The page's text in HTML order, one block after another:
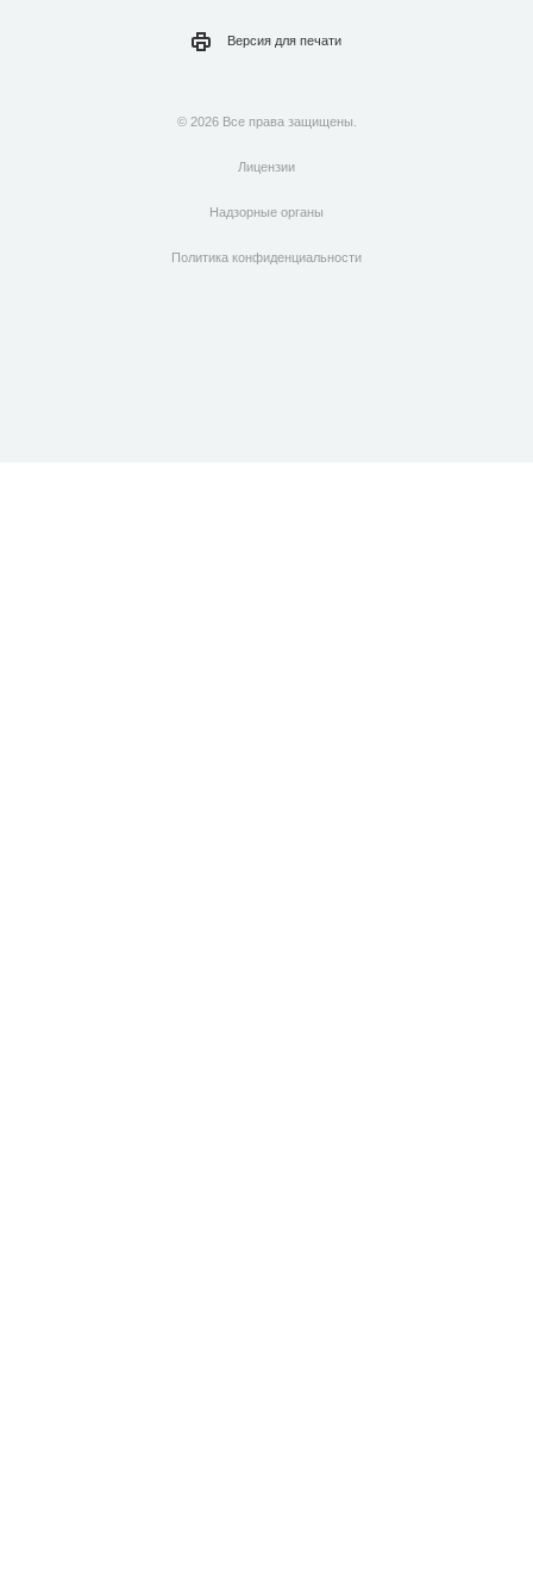
Версия для печати
© 2026 Все права защищены.
Лицензии
Надзорные органы
Политика конфиденциальности